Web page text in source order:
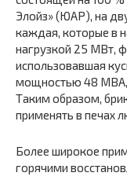
Элойз» (ЮАР), на
каждая, которые в
нагрузкой 25 МВт,
использовавшая
мощностью 48 MBA,
Таким образом,
применять в печах
Более широкое
горячими